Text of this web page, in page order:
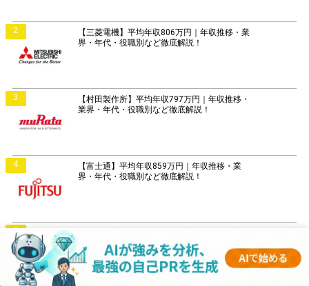
2
【三菱電機】平均年収806万円｜年収推移・業
界・年代・役職別など徹底解説！
3
【村田製作所】平均年収797万円｜年収推移・
業界・年代・役職別など徹底解説！
4
【富士通】平均年収859万円｜年収推移・業
界・年代・役職別など徹底解説！
5
業界・年代・役職別など徹底解説！